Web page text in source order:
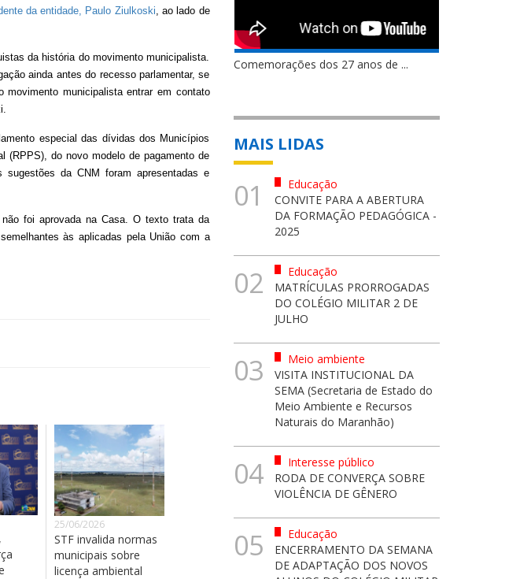
da entidade, Paulo Ziulkoski, ao lado de
da história do movimento municipalista.
ainda antes do recesso parlamentar, se
municipalista entrar em contato
especial das dívidas dos Municípios
(RPPS), do novo modelo de pagamento de
sugestões da CNM foram apresentadas e
foi aprovada na Casa. O texto trata da
às aplicadas pela União com a
25/06/2026
STF invalida normas
municipais sobre
licença ambiental
Comemorações dos 27 anos de ...
MAIS LIDAS
01
Educação
CONVITE PARA A ABERTURA
DA FORMAÇÃO PEDAGÓGICA -
2025
02
Educação
MATRÍCULAS PRORROGADAS
DO COLÉGIO MILITAR 2 DE
JULHO
03
Meio ambiente
VISITA INSTITUCIONAL DA
SEMA (Secretaria de Estado do
Meio Ambiente e Recursos
Naturais do Maranhão)
04
Interesse público
RODA DE CONVERÇA SOBRE
VIOLÊNCIA DE GÊNERO
05
Educação
ENCERRAMENTO DA SEMANA
DE ADAPTAÇÃO DOS NOVOS